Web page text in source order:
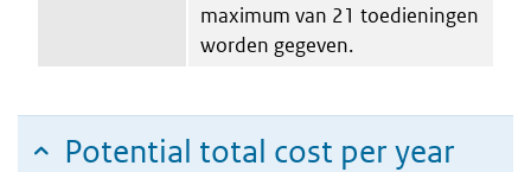
maximum van 21 toedieningen
worden gegeven.
Potential total cost per year